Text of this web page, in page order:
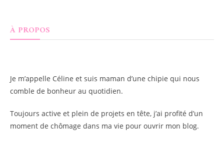
À PROPOS
Je m’appelle Céline et suis maman d’une chipie qui nous
comble de bonheur au quotidien.
Toujours active et plein de projets en tête, j’ai profité d’un
moment de chômage dans ma vie pour ouvrir mon blog.